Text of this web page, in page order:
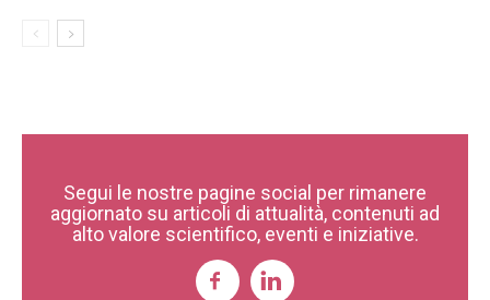
Segui le nostre pagine social per rimanere
aggiornato su articoli di attualità, contenuti ad
alto valore scientifico, eventi e iniziative.